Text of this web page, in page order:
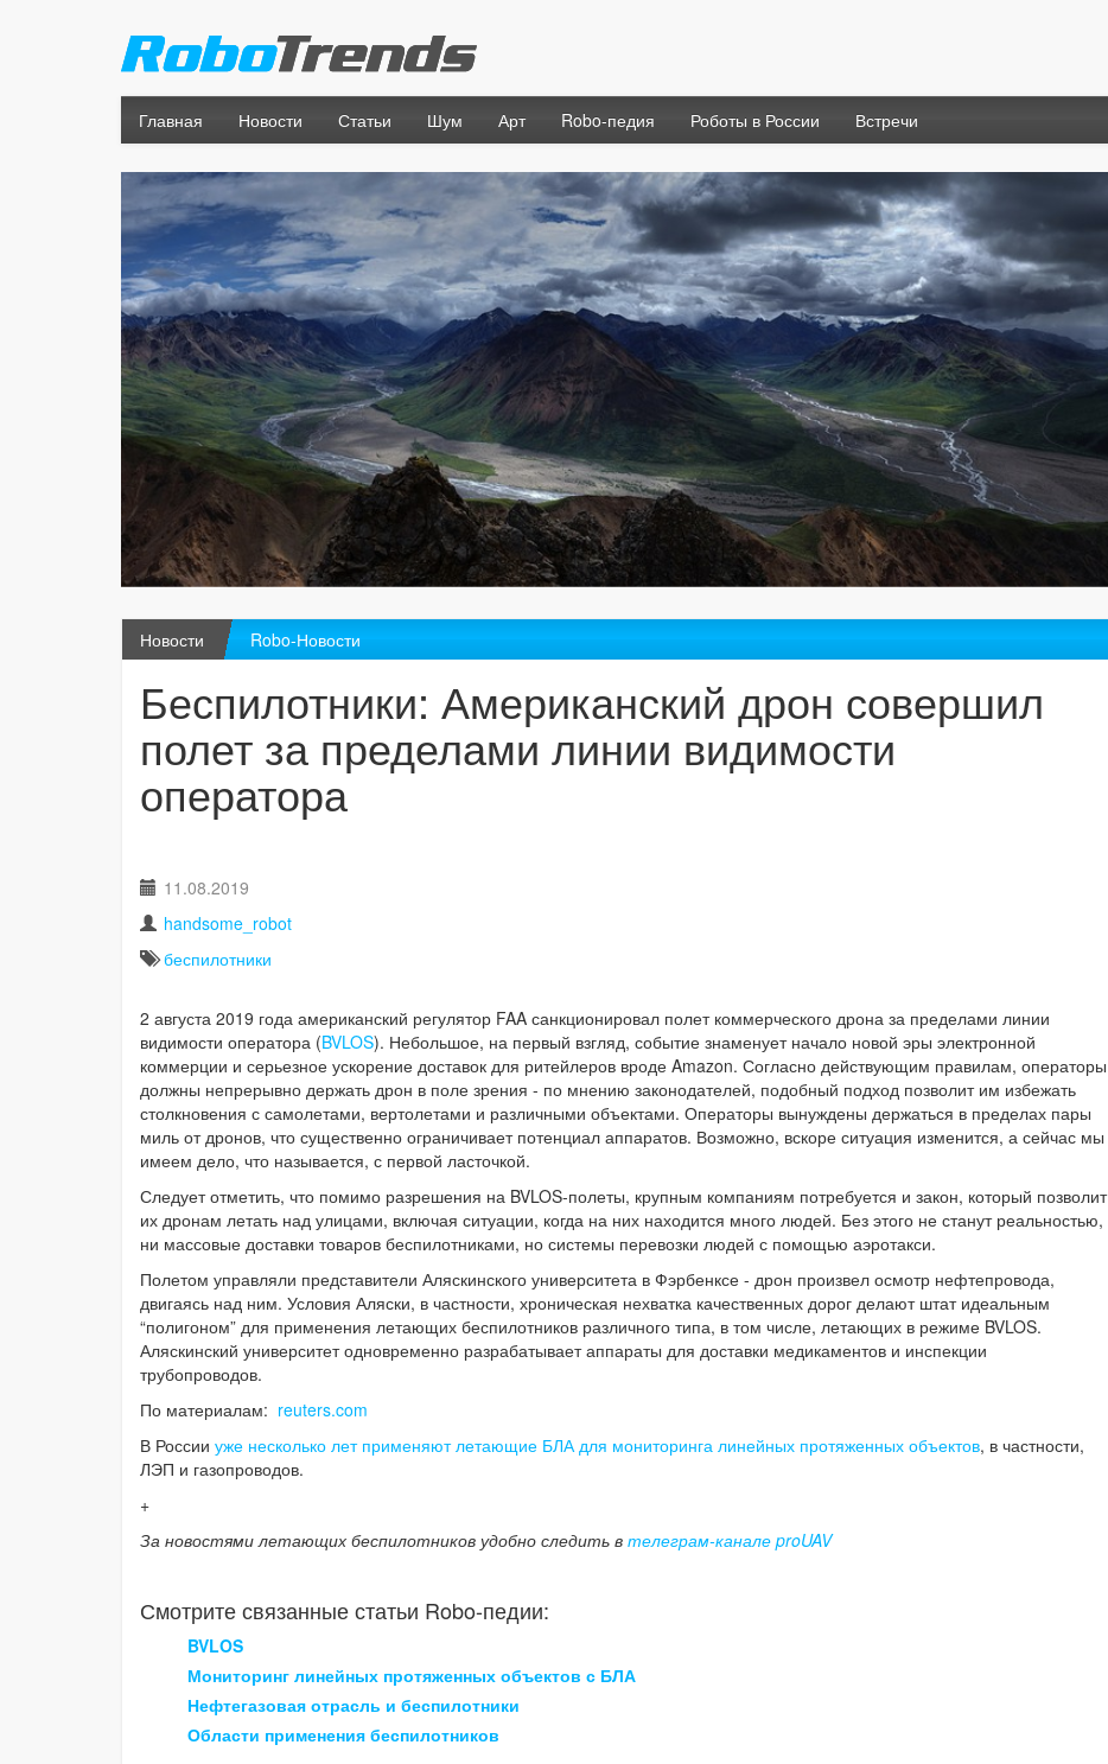
Главная Новости Статьи Шум Арт Robo-педия Роботы в России Встречи
Новости Robo-Новости
Беспилотники: Американский дрон совершил
полет за пределами линии видимости
оператора
11.08.2019
handsome_robot
беспилотники
2 августа 2019 года американский регулятор FAA санкционировал полет коммерческого дрона за пределами линии
видимости оператора (BVLOS). Небольшое, на первый взгляд, событие знаменует начало новой эры электронной
коммерции и серьезное ускорение доставок для ритейлеров вроде Amazon. Согласно действующим правилам, операторы
должны непрерывно держать дрон в поле зрения - по мнению законодателей, подобный подход позволит им избежать
столкновения с самолетами, вертолетами и различными объектами. Операторы вынуждены держаться в пределах пары
миль от дронов, что существенно ограничивает потенциал аппаратов. Возможно, вскоре ситуация изменится, а сейчас мы
имеем дело, что называется, с первой ласточкой.
Следует отметить, что помимо разрешения на BVLOS-полеты, крупным компаниям потребуется и закон, который позволит
их дронам летать над улицами, включая ситуации, когда на них находится много людей. Без этого не станут реальностью,
ни массовые доставки товаров беспилотниками, но системы перевозки людей с помощью аэротакси.
Полетом управляли представители Аляскинского университета в Фэрбенксе - дрон произвел осмотр нефтепровода,
двигаясь над ним. Условия Аляски, в частности, хроническая нехватка качественных дорог делают штат идеальным
“полигоном” для применения летающих беспилотников различного типа, в том числе, летающих в режиме BVLOS.
Аляскинский университет одновременно разрабатывает аппараты для доставки медикаментов и инспекции
трубопроводов.
По материалам: reuters.com
В России уже несколько лет применяют летающие БЛА для мониторинга линейных протяженных объектов, в частности,
ЛЭП и газопроводов.
+
За новостями летающих беспилотников удобно следить в телеграм-канале proUAV
Смотрите связанные статьи Robo-педии:
BVLOS
Мониторинг линейных протяженных объектов с БЛА
Нефтегазовая отрасль и беспилотники
Области применения беспилотников